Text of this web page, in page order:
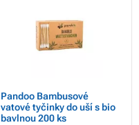
Pandoo Bambusové
vatové tyčinky do uší s bio
bavlnou 200 ks